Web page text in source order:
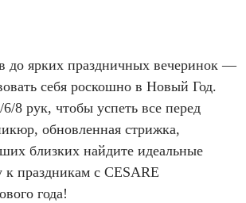
до ярких праздничных вечеринок —
себя роскошно в Новый Год.
8 рук, чтобы успеть все перед
обновленная стрижка,
близких найдите идеальные
к праздникам с CESARE
года!